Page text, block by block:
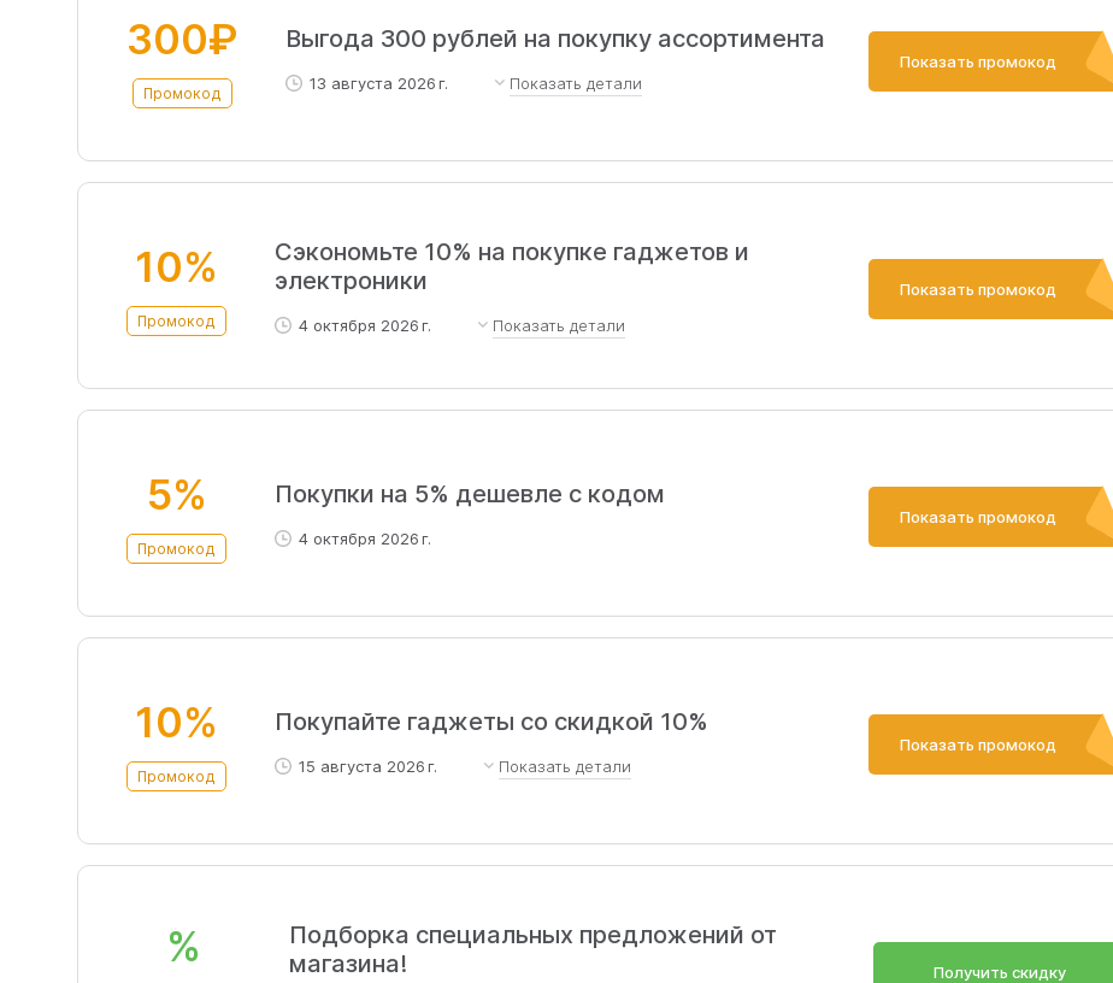
300₽
Промокод
Выгода 300 рублей на покупку ассортимента
13 августа 2026 г. Показать детали
Показать промокод
Действует при заказе от 15000₽. Совместима с другими акциями, но не применяется к
рассрочке и покупкам с подарком. Доставка – всегда платная.
10%
Промокод
Сэкономьте 10% на покупке гаджетов и
электроники
4 октября 2026 г. Показать детали
Показать промокод
До 1200 / 600 / 400 рублей на смартфоны / умные устройства / аксессуары.
5%
Промокод
Покупки на 5% дешевле с кодом
4 октября 2026 г.
Показать промокод
10%
Промокод
Покупайте гаджеты со скидкой 10%
15 августа 2026 г. Показать детали
Показать промокод
Максимальная скидка - 1200\/600\/400 рублей.
%
Подборка специальных предложений от
магазина!
Получить скидку